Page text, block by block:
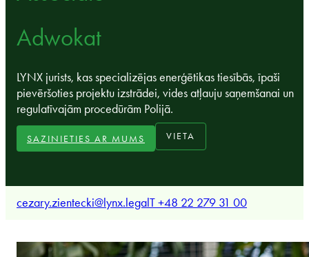
Adwokat
LYNX jurists, kas specializējas enerģētikas tiesībās, īpaši
pievēršoties projektu izstrādei, vides atļauju saņemšanai un
regulatīvajām procedūrām Polijā.
SAZINIETIES AR MUMS VIETA
cezary.zientecki@lynx.legalT +48 22 279 31 00